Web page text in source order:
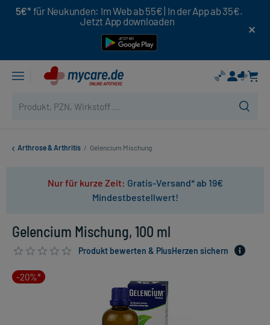
5€* für Neukunden: Im Web ab 55€ | In der App ab 35€.
Jetzt App downloaden
Arthrose & Arthritis / Gelencium Mischung
Nur für kurze Zeit: Gratis-Versand* ab 19€
Mindestbestellwert!
Gelencium Mischung, 100 ml
Produkt bewerten & PlusHerzen sichern
-20%*